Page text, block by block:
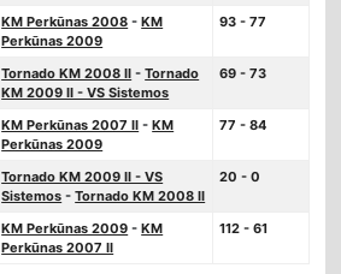
KM Perkūnas 2008 -KM
Perkūnas 2009
93 - 77
Tornado KM 2008 II -Tornado
KM 2009 II - VS Sistemos
69 - 73
KM Perkūnas 2007 II -KM
Perkūnas 2009
77 - 84
Tornado KM 2009 II - VS
Sistemos -Tornado KM 2008 II
20 - 0
KM Perkūnas 2009 -KM
Perkūnas 2007 II
112 - 61